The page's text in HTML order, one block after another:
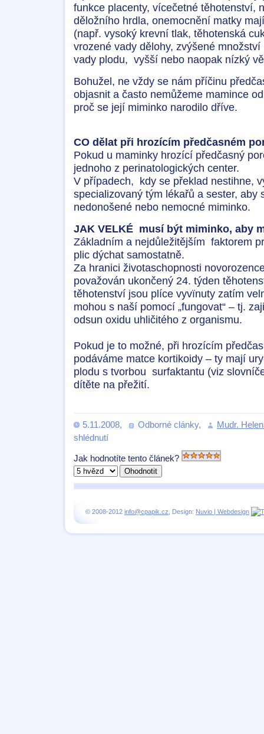
funkce placenty, vícečetné těhotenství,
děložního hrdla, onemocnění matky
(např. vysoký krevní tlak, těhotenská
vrozené vady dělohy, zvýšené
vady plodu, vyšší nebo naopak nízký
Bohužel, ne vždy se nám příčinu
objasnit a často nemůžeme mamince
proč se její miminko narodilo dříve.
CO dělat při hrozícím předčasném
Pokud u maminky hrozící předčasný
jednoho z perinatologických center.
V případech, kdy se překlad nestihne,
specializovaný tým lékařů a sester, aby
nedonošené nebo nemocné miminko.
JAK VELKÉ musí být miminko, aby
Základním a nejdůležitějším faktorem
plic dýchat samostatně.
Za hranici životaschopnosti
považován ukončený 24. týden
těhotenství jsou plíce vyvïnuty zatím
mohou s naší pomocí „fungovat“ – tj.
odsun oxidu uhličitého z organismu.
Pokud je to možné, při hrozícím
podáváme matce kortikoidy – ty mají
plodu s tvorbou surfaktantu (viz
dítěte na přežití.
5.11.2008, Odborné clánky,
Mudr.
shlédnutí
Jak hodnotíte tento článek?
© 2008-2012 info@cpapik.cz , Design: Nuvio | Webdesign